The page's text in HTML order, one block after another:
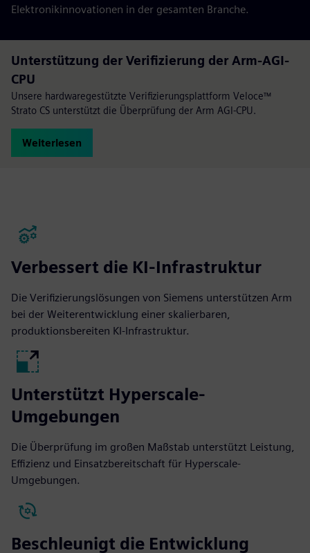
Elektronikinnovationen in der gesamten Branche.
Unterstützung der Verifizierung der Arm-AGI-
CPU
Unsere hardwaregestützte Verifizierungsplattform Veloce™
Strato CS unterstützt die Überprüfung der Arm AGI-CPU.
Weiterlesen
Verbessert die KI-Infrastruktur
Die Verifizierungslösungen von Siemens unterstützen Arm
bei der Weiterentwicklung einer skalierbaren,
produktionsbereiten KI-Infrastruktur.
Unterstützt Hyperscale-
Umgebungen
Die Überprüfung im großen Maßstab unterstützt Leistung,
Effizienz und Einsatzbereitschaft für Hyperscale-
Umgebungen.
Beschleunigt die Entwicklung